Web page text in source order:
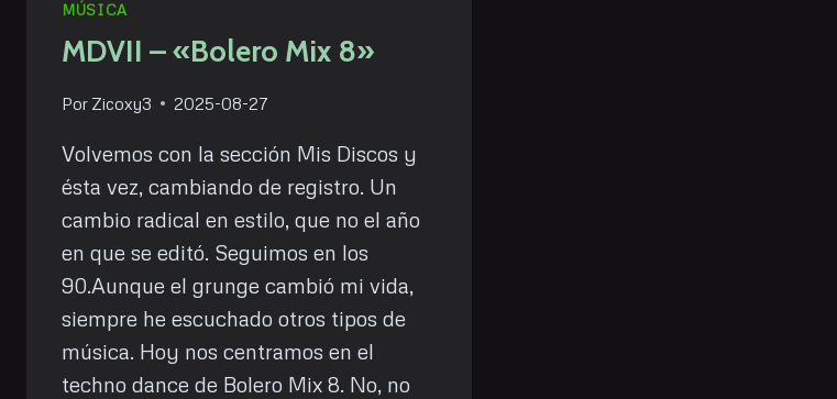
MÚSICA
MDVII – «Bolero Mix 8»
Por Zicoxy3 2025-08-27
Volvemos con la sección Mis Discos y
ésta vez, cambiando de registro. Un
cambio radical en estilo, que no el año
en que se editó. Seguimos en los
90.Aunque el grunge cambió mi vida,
siempre he escuchado otros tipos de
música. Hoy nos centramos en el
techno dance de Bolero Mix 8. No, no